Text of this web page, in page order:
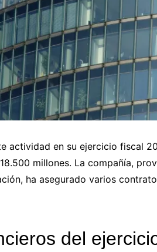
actividad en su ejercicio fiscal
millones. La compañía,
ha asegurado varios
del